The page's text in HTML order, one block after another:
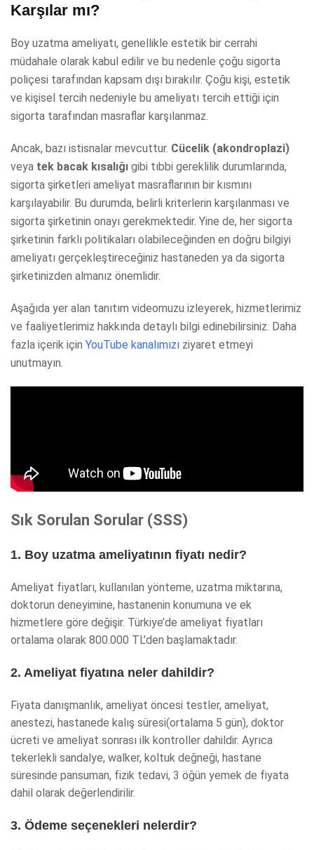
Karşılar mı?
Boy uzatma ameliyatı, genellikle estetik bir cerrahi
müdahale olarak kabul edilir ve bu nedenle çoğu sigorta
poliçesi tarafından kapsam dışı bırakılır. Çoğu kişi, estetik
ve kişisel tercih nedeniyle bu ameliyatı tercih ettiği için
sigorta tarafından masraflar karşılanmaz.
Ancak, bazı istisnalar mevcuttur. Cücelik (akondroplazi)
veya tek bacak kısalığı gibi tıbbi gereklilik durumlarında,
sigorta şirketleri ameliyat masraflarının bir kısmını
karşılayabilir. Bu durumda, belirli kriterlerin karşılanması ve
sigorta şirketinin onayı gerekmektedir. Yine de, her sigorta
şirketinin farklı politikaları olabileceğinden en doğru bilgiyi
ameliyatı gerçekleştireceğiniz hastaneden ya da sigorta
şirketinizden almanız önemlidir.
Aşağıda yer alan tanıtım videomuzu izleyerek, hizmetlerimiz
ve faaliyetlerimiz hakkında detaylı bilgi edinebilirsiniz. Daha
fazla içerik için YouTube kanalımızı ziyaret etmeyi
unutmayın.
Sık Sorulan Sorular (SSS)
1. Boy uzatma ameliyatının fiyatı nedir?
Ameliyat fiyatları, kullanılan yönteme, uzatma miktarına,
doktorun deneyimine, hastanenin konumuna ve ek
hizmetlere göre değişir. Türkiye’de ameliyat fiyatları
ortalama olarak 800.000 TL’den başlamaktadır.
2. Ameliyat fiyatına neler dahildir?
Fiyata danışmanlık, ameliyat öncesi testler, ameliyat,
anestezi, hastanede kalış süresi(ortalama 5 gün), doktor
ücreti ve ameliyat sonrası ilk kontroller dahildir. Ayrıca
tekerlekli sandalye, walker, koltuk değneği, hastane
süresinde pansuman, fizik tedavi, 3 öğün yemek de fiyata
dahil olarak değerlendirilir.
3. Ödeme seçenekleri nelerdir?